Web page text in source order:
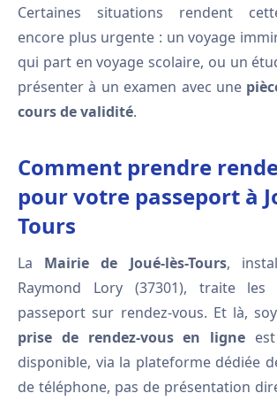
Certaines situations rendent
encore plus urgente : un voyage
qui part en voyage scolaire, ou un
présenter à un examen avec une
cours de validité.
Comment prendre
pour votre passeport à
Tours
La Mairie de Joué-lès-Tours,
Raymond Lory (37301), traite les
passeport sur rendez-vous. Et là,
prise de rendez-vous en ligne
disponible, via la plateforme dédiée
de téléphone, pas de présentation